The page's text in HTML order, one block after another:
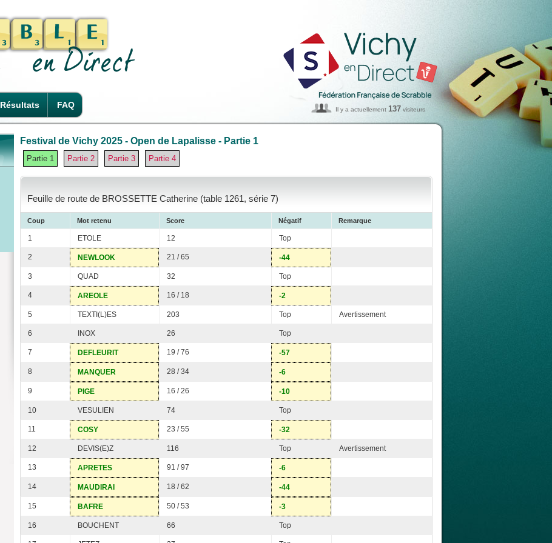
Résultats FAQ Il y a actuellement 137 visiteurs
Festival de Vichy 2025 - Open de Lapalisse - Partie 1
Partie 1 Partie 2 Partie 3 Partie 4
Feuille de route de BROSSETTE Catherine (table 1261, série 7)
Coup Mot retenu Score Négatif Remarque
1 ETOLE 12 Top
2 NEWLOOK 21 / 65 -44
3 QUAD 32 Top
4 AREOLE 16 / 18 -2
5 TEXTI(L)ES 203 Top Avertissement
6 INOX 26 Top
7 DEFLEURIT 19 / 76 -57
8 MANQUER 28 / 34 -6
9 PIGE 16 / 26 -10
10 VESULIEN 74 Top
11 COSY 23 / 55 -32
12 DEVIS(E)Z 116 Top Avertissement
13 APRETES 91 / 97 -6
14 MAUDIRAI 18 / 62 -44
15 BAFRE 50 / 53 -3
16 BOUCHENT 66 Top